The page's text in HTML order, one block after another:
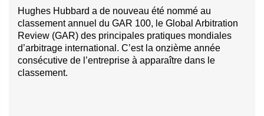
le recouvrement de leurs indemnités d'assurance.
Nous avons également tiré profit de notre assise dans le
secteur de la comptabilité pour représenter les « Big Four »
dans leurs démarches auprès des captives
d'assurance ainsi que d'autres assureurs et réassureurs. À
Hughes Hubbard a de nouveau été nommé au
classement annuel du GAR 100, le Global Arbitration
Review (GAR) des principales pratiques mondiales
d’arbitrage international. C’est la onzième année
consécutive de l’entreprise à apparaître dans le
classement.